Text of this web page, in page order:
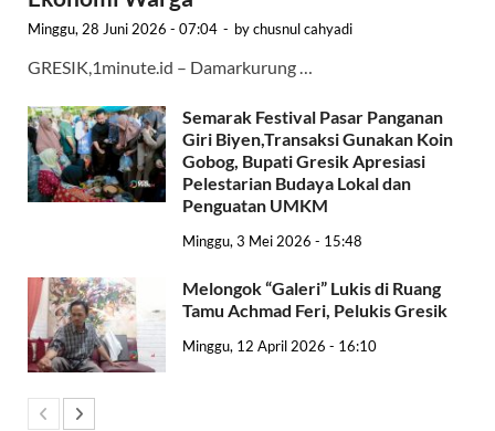
Minggu, 28 Juni 2026 - 07:04 - bychusnul cahyadi
GRESIK,1minute.id – Damarkurung …
Semarak Festival Pasar Panganan
Giri Biyen,Transaksi Gunakan Koin
Gobog, Bupati Gresik Apresiasi
Pelestarian Budaya Lokal dan
Penguatan UMKM
Minggu, 3 Mei 2026 - 15:48
Melongok “Galeri” Lukis di Ruang
Tamu Achmad Feri, Pelukis Gresik
Minggu, 12 April 2026 - 16:10